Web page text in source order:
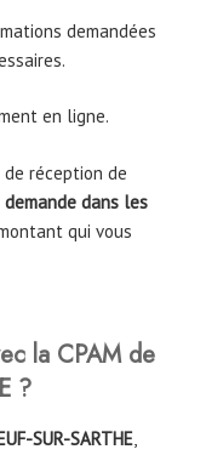
demandées
en ligne.
réception de
dans les
qui vous
la CPAM de
?
SUR-SARTHE,